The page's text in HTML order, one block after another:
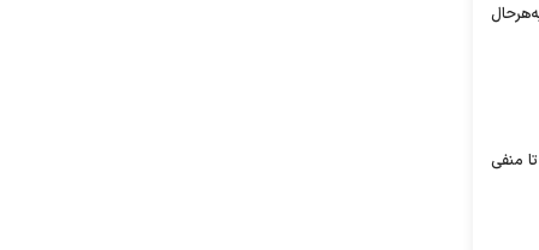
منفی